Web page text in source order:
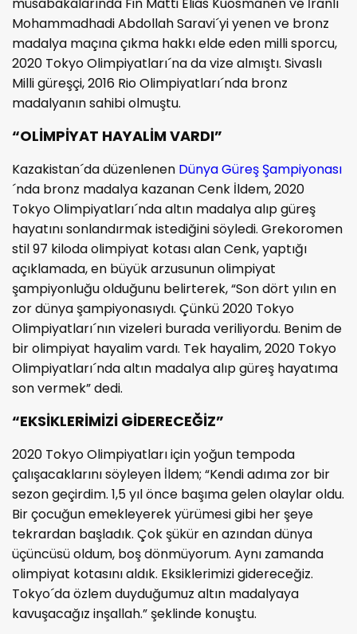
Mohammadhadi Abdollah Saravi´yi yenen ve bronz
madalya maçına çıkma hakkı elde eden milli sporcu,
2020 Tokyo Olimpiyatları´na da vize almıştı. Sivaslı
Milli güreşçi, 2016 Rio Olimpiyatları´nda bronz
madalyanın sahibi olmuştu.
“OLİMPİYAT HAYALİM VARDI”
Kazakistan´da düzenlenen Dünya Güreş Şampiyonası
´nda bronz madalya kazanan Cenk İldem, 2020
Tokyo Olimpiyatları´nda altın madalya alıp güreş
hayatını sonlandırmak istediğini söyledi. Grekoromen
stil 97 kiloda olimpiyat kotası alan Cenk, yaptığı
açıklamada, en büyük arzusunun olimpiyat
şampiyonluğu olduğunu belirterek, “Son dört yılın en
zor dünya şampiyonasıydı. Çünkü 2020 Tokyo
Olimpiyatları´nın vizeleri burada veriliyordu. Benim de
bir olimpiyat hayalim vardı. Tek hayalim, 2020 Tokyo
Olimpiyatları´nda altın madalya alıp güreş hayatıma
son vermek” dedi.
“EKSİKLERİMİZİ GİDERECEĞİZ”
2020 Tokyo Olimpiyatları için yoğun tempoda
çalışacaklarını söyleyen İldem; “Kendi adıma zor bir
sezon geçirdim. 1,5 yıl önce başıma gelen olaylar oldu.
Bir çocuğun emekleyerek yürümesi gibi her şeye
tekrardan başladık. Çok şükür en azından dünya
üçüncüsü oldum, boş dönmüyorum. Aynı zamanda
olimpiyat kotasını aldık. Eksiklerimizi gidereceğiz.
Tokyo´da özlem duyduğumuz altın madalyaya
kavuşacağız inşallah.” şeklinde konuştu.